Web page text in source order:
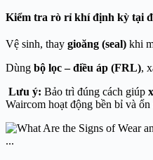
Kiểm tra rò rỉ khíđịnh kỳ tại
Vệ sinh, thay gioăng (seal) khi
Dùng bộ lọc – điều áp (FRL),
Lưu ý: Bảo trì đúng cách giúp
Waircom hoạt động bền bỉ và